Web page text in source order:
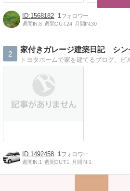
1568182 1
週間IN:8 週間OUT:24 月間IN:30
2
家付きガレージ建築日記 シン
1492458 1
週間IN:1 週間OUT:1 月間IN:1